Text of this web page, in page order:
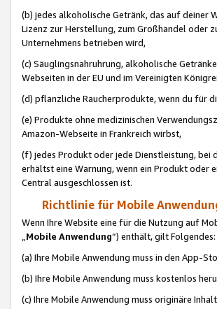
(b) jedes alkoholische Getränk, das auf deiner
Lizenz zur Herstellung, zum Großhandel oder
Unternehmens betrieben wird,
(c) Säuglingsnahruhrung, alkoholische
Webseiten in der EU und im Vereinigten
(d) pflanzliche Raucherprodukte, wenn du für
(e) Produkte ohne medizinischen
Amazon-Webseite in Frankreich wirbst,
(f) jedes Produkt oder jede Dienstleistung, bei
erhältst eine Warnung, wenn ein Produkt oder
Central ausgeschlossen ist.
Richtlinie für Mobile
Wenn Ihre Website eine für die Nutzung auf
„Mobile Anwendung“) enthält, gilt Folgendes:
(a) Ihre Mobile Anwendung muss in den App-
(b) Ihre Mobile Anwendung muss kostenlos
(c) Ihre Mobile Anwendung muss originäre